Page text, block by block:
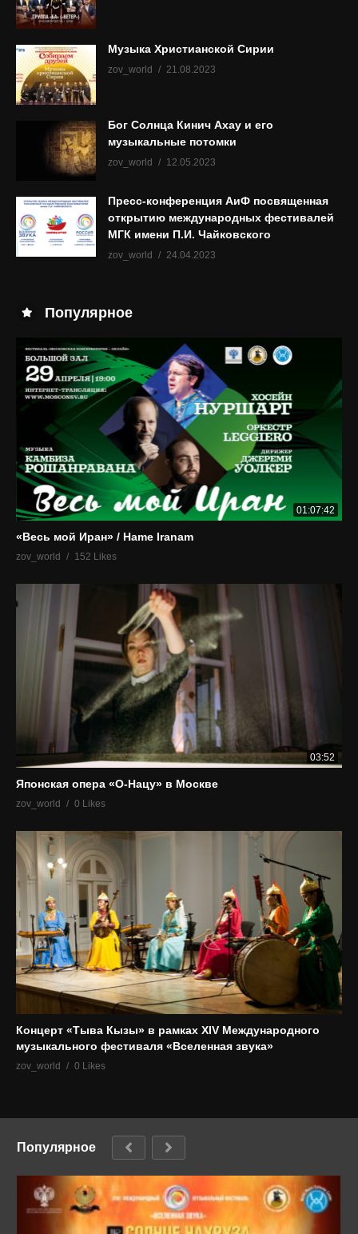
Музыка Христианской Сирии
zov_world 21.08.2023
Бог Солнца Кинич Ахау и его
музыкальные потомки
zov_world 12.05.2023
Пресс-конференция АиФ посвященная
открытию международных фестивалей
МГК имени П.И. Чайковского
zov_world 24.04.2023
Популярное
01:07:42
«Весь мой Иран» / Hame Iranam
zov_world 152 Likes
03:52
Японская опера «О-Нацу» в Москве
zov_world 0 Likes
Концерт «Тыва Кызы» в рамках XIV Международного
музыкального фестиваля «Вселенная звука»
zov_world 0 Likes
Популярное